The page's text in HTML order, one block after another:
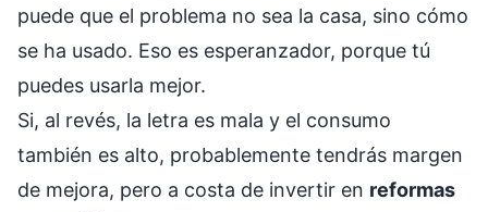
puede que el problema no sea la casa, sino cómo
se ha usado. Eso es esperanzador, porque tú
puedes usarla mejor.
Si, al revés, la letra es mala y el consumo
también es alto, probablemente tendrás margen
de mejora, pero a costa de invertir en reformas